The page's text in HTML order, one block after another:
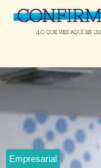
Empresarial